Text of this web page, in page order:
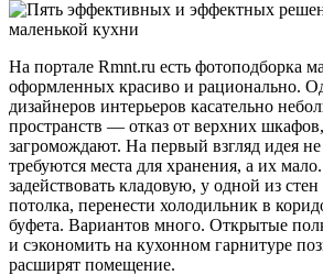
На портале Rmnt.ru есть фотоподборка
оформленных красиво и рационально.
дизайнеров интерьеров касательно
пространств — отказ от верхних
загромождают. На первый взгляд идея не
требуются места для хранения, а их
задействовать кладовую, у одной из
потолка, перенести холодильник в
буфета. Вариантов много. Открытые
и сэкономить на кухонном гарнитуре
расширят помещение.